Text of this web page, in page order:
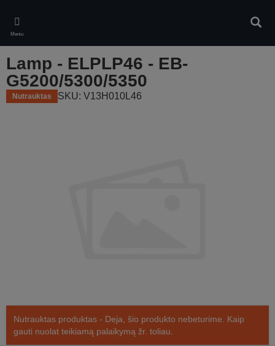
main
content
Meniu
Lamp - ELPLP46 - EB-
G5200/5300/5350
Nutrauktas SKU: V13H010L46
Nutrauktas produktas - Deja, šio produkto nebeturime. Kaip
gauti nuolat teikiamą palaikymą žr. toliau.